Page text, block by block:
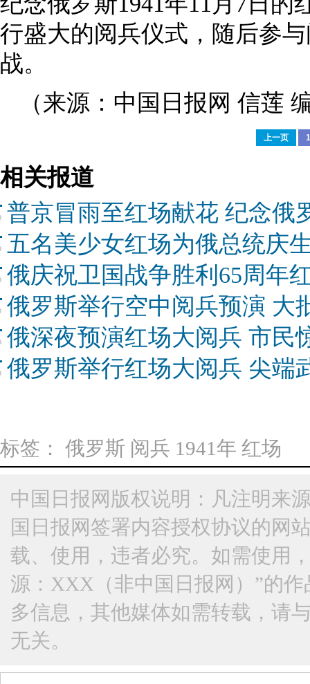
行盛大的阅兵仪式，随后参
战。
（来源：中国日报网 信莲
上一页 1
相关报道
普京冒雨至红场献花 纪念俄
五名美少女红场为俄总统庆
俄庆祝卫国战争胜利65周年
俄罗斯举行空中阅兵预演 大
俄深夜预演红场大阅兵 市民
俄罗斯举行红场大阅兵 尖端
标签： 俄罗斯 阅兵 1941年 红场
中国日报网版权说明：凡注明来
国日报网签署内容授权协议的网
载、使用，违者必究。如需使用
源：XXX（非中国日报网）”的
多信息，其他媒体如需转载，请
无关。